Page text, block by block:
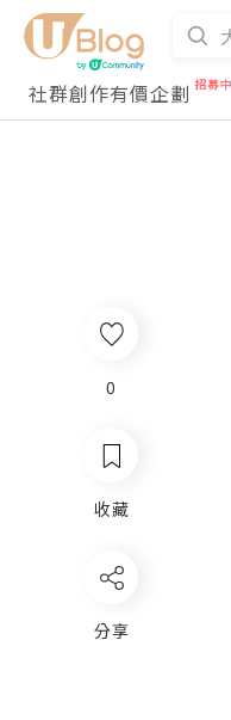
社群創作有價企劃
0
收藏
分享